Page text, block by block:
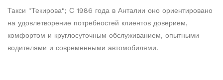
Такси "Текирова"; С 1986 года в Анталии оно ориентировано
на удовлетворение потребностей клиентов доверием,
комфортом и круглосуточным обслуживанием, опытными
водителями и современными автомобилями.